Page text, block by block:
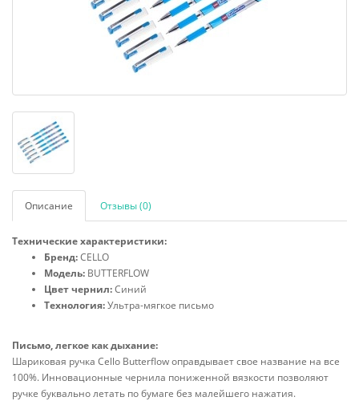
Описание Отзывы (0)
Технические характеристики:
Бренд:CELLO
Модель: BUTTERFLOW
Цвет чернил:Синий
Технология:Ультра-мягкое письмо
Письмо, легкое как дыхание:
Шариковая ручка Cello Butterflow оправдывает свое название на все
100%. Инновационные чернила пониженной вязкости позволяют
ручке буквально летать по бумаге без малейшего нажатия.